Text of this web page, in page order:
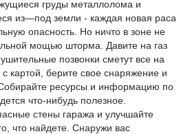
груды металлолома и
из—под земли - каждая новая раса
опасность. Но ничто в зоне не
мощью шторма. Давите на газ
позвонки сметут все на
картой, берите свое снаряжение и
Собирайте ресурсы и информацию по
что-нибудь полезное.
стены гаража и улучшайте
что найдете. Снаружи вас